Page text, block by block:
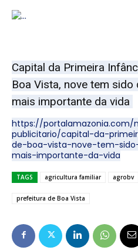
Capital da Primeira
Boa Vista, nove tem
mais importante da vida
https://portalamazonia.com/
publicitario/capital-da-
de-boa-vista-nove-tem-
mais-importante-da-vida
TAGS agricultura familiar agrobv
prefeitura de Boa Vista